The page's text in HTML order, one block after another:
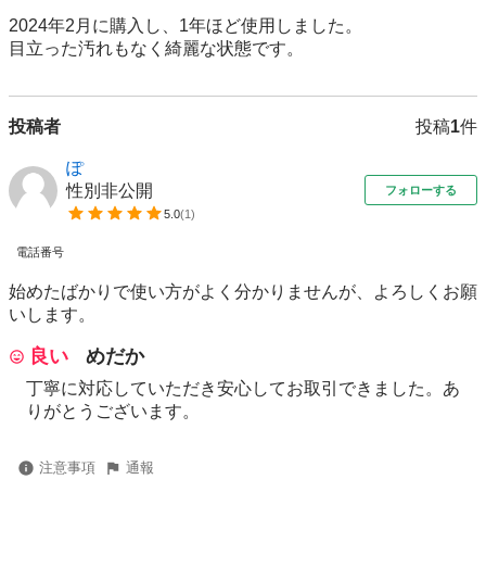
2024年2月に購入し、1年ほど使用しました。
目立った汚れもなく綺麗な状態です。
投稿者 投稿1件
ぽ
性別非公開
5.0(1)
フォローする
電話番号
始めたばかりで使い方がよく分かりませんが、よろしくお願
いします。
良い めだか
丁寧に対応していただき安心してお取引できました。あ
りがとうございます。
注意事項 通報